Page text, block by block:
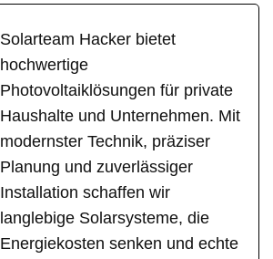
Solarteam Hacker bietet
hochwertige
Photovoltaiklösungen für private
Haushalte und Unternehmen. Mit
modernster Technik, präziser
Planung und zuverlässiger
Installation schaffen wir
langlebige Solarsysteme, die
Energiekosten senken und echte